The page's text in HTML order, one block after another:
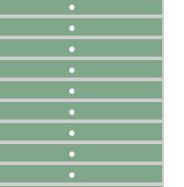
●
●
●
●
●
●
●
●
●